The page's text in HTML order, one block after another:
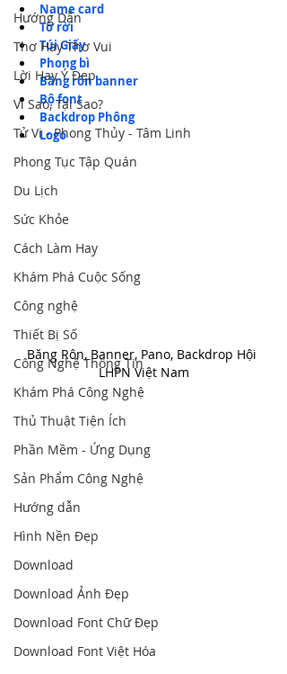
Hướng Dẫn
Thơ Hay Thơ Vui
Lời Hay Ý Đẹp
Vì Sao, Tại Sao?
Tử Vi - Phong Thủy - Tâm Linh
Phong Tục Tập Quán
Du Lịch
Sức Khỏe
Cách Làm Hay
Khám Phá Cuộc Sống
Công nghệ
Thiết Bị Số
Công Nghệ Thông Tin
Khám Phá Công Nghệ
Thủ Thuật Tiện Ích
Phần Mềm - Ứng Dụng
Sản Phẩm Công Nghệ
Hướng dẫn
Hình Nền Đẹp
Download
Download Ảnh Đẹp
Download Font Chữ Đẹp
Download Font Việt Hóa
Name card
Tờ rời
Túi Giấy
Phong bì
Băng rôn banner
Bộ font
Backdrop Phông
Logo
Băng Rôn, Banner, Pano, Backdrop Hội
LHPN Việt Nam